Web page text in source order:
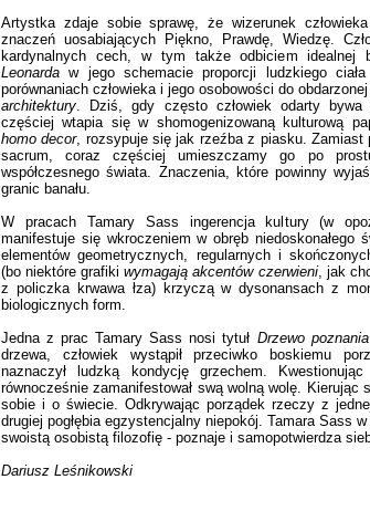
Artystka zdaje sobie sprawę, że wizerunek
znaczeń uosabiających Piękno, Prawdę, Wiedzę.
kardynalnych cech, w tym także odbiciem idealnej
Leonarda w jego schemacie proporcji ludzkiego
porównaniach człowieka i jego osobowości do
architektury. Dziś, gdy często człowiek odarty
częściej wtapia się w shomogenizowaną kulturową
homo decor, rozsypuje się jak rzeźba z piasku. Zamiast
sacrum, coraz częściej umieszczamy go po
współczesnego świata. Znaczenia, które powinny
granic banału.
W pracach Tamary Sass ingerencja kultury (w
manifestuje się wkroczeniem w obręb niedoskonałego
elementów geometrycznych, regularnych i
(bo niektóre grafikiwymagają akcentów czerwieni, jak
z policzka krwawa łza) krzyczą w dysonansach z
biologicznych form.
Jedna z prac Tamary Sass nosi tytuł Drzewo poznania
drzewa, człowiek wystąpił przeciwko boskiemu
naznaczył ludzką kondycję grzechem.
równocześnie zamanifestował swą wolną wolę. Kierując
sobie i o świecie. Odkrywając porządek rzeczy z
drugiej pogłębia egzystencjalny niepokój. Tamara Sass
swoistą osobistą filozofię - poznaje i samopotwierdza
Dariusz Leśnikowski